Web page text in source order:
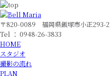
〒820-0089 福岡県飯塚市小正293-2
Tel ： 0948-26-3833
HOME
スタジオ
撮影の流れ
PLAN